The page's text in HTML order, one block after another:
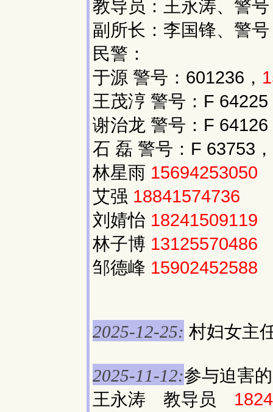
教导员：王永涛、警
副所长：李国锋、警
民警：
于源 警号：601236，
王茂涥 警号：F 64225
谢治龙 警号：F 64126
石 磊 警号：F 63753，
林星雨 15694253050
艾强 18841574736
刘婧怡 18241509119
林子博 13125570486
邹德峰 15902452588
2025-12-25: 村妇女主
2025-11-12:参与迫害
王永涛 教导员